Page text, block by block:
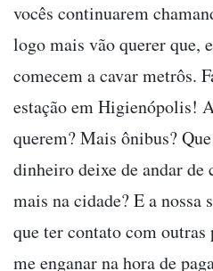
vocês continuarem
logo mais vão querer que,
comecem a cavar metrôs.
estação em Higienópolis!
querem? Mais ônibus?
dinheiro deixe de andar de
mais na cidade? E a nossa
que ter contato com outras
me enganar na hora de